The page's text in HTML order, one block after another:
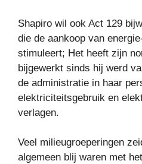
Shapiro wil ook Act 129
die de aankoop van
stimuleert; Het heeft zijn
bijgewerkt sinds hij werd
de administratie in haar
elektriciteitsgebruik en
verlagen.
Veel milieugroeperingen
algemeen blij waren met